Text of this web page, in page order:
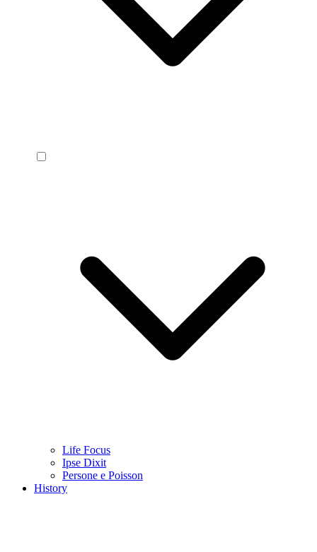
Life Focus
Ipse Dixit
Persone e Poisson
History